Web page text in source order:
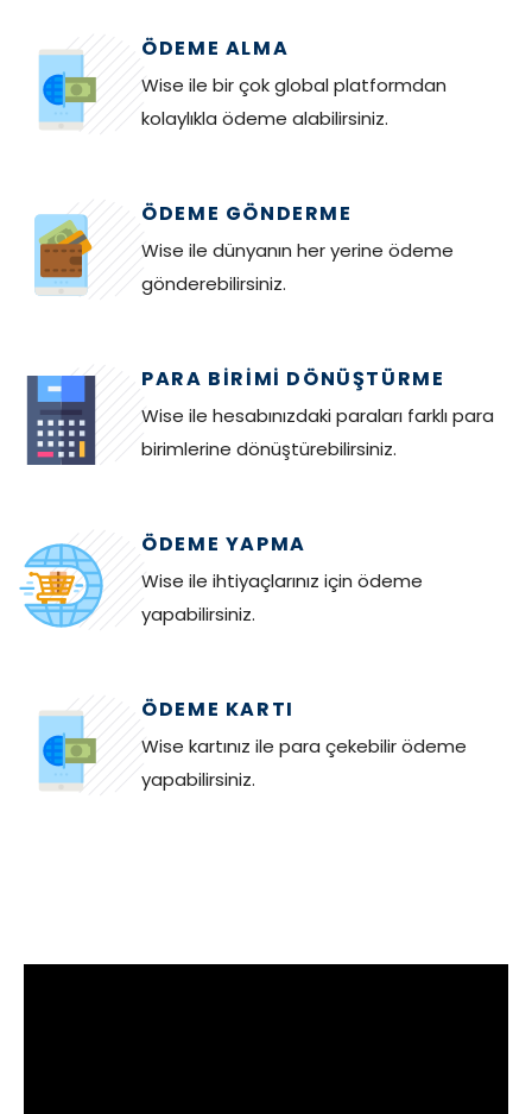
ÖDEME ALMA
Wise ile bir çok global platformdan
kolaylıkla ödeme alabilirsiniz.
ÖDEME GÖNDERME
Wise ile dünyanın her yerine ödeme
gönderebilirsiniz.
PARA BIRIMI DÖNÜŞTÜRME
Wise ile hesabınızdaki paraları farklı para
birimlerine dönüştürebilirsiniz.
ÖDEME YAPMA
Wise ile ihtiyaçlarınız için ödeme
yapabilirsiniz.
ÖDEME KARTI
Wise kartınız ile para çekebilir ödeme
yapabilirsiniz.